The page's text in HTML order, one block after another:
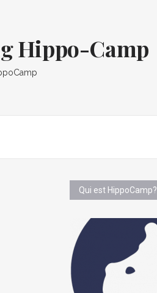
Hippo-Camp
Qui est HippoCamp?